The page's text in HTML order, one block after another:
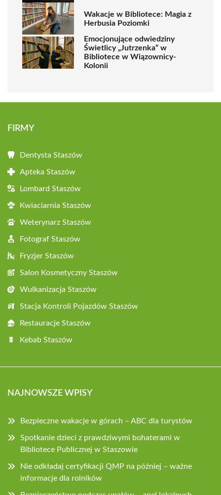
Wakacje w Bibliotece: Magia z
Herbusia Poziomki
Emocjonujące odwiedziny
Świetlicy „Jutrzenka” w
Bibliotece w Wiązownicy-
Kolonii
FIRMY
Dentysta Staszów
Apteka Staszów
Lombard Staszów
Kwiaciarnia Staszów
Weterynarz Staszów
Fotograf Staszów
Fryzjer Staszów
Salon Kosmetyczny Staszów
Wulkanizacja Staszów
Stacja Kontroli Pojazdów Staszów
Restauracje Staszów
Kebab Staszów
NAJNOWSZE WPISY
Bezpieczne wakacje w górach – ABC dla turystów
Spotkanie dzieci z prawdziwymi bohaterami w
Bibliotece Publicznej w Staszowie
Nie odkładaj certyfikacji QMP na później – ważne
informacje dla rolników